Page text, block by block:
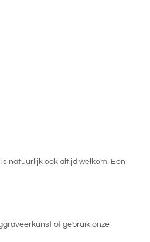
natuurlijk ook altijd welkom. Een
of gebruik onze